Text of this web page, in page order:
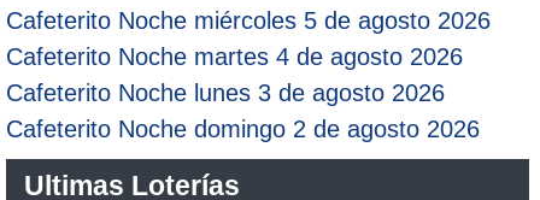
Cafeterito Noche miércoles 5 de agosto 2026
Cafeterito Noche martes 4 de agosto 2026
Cafeterito Noche lunes 3 de agosto 2026
Cafeterito Noche domingo 2 de agosto 2026
Ultimas Loterías